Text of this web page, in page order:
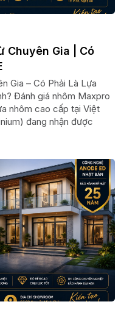
Chuyên Gia | Có
Gia – Có Phải Là Lựa
Đánh giá nhôm Maxpro
nhôm cao cấp tại Việt
đang nhận được